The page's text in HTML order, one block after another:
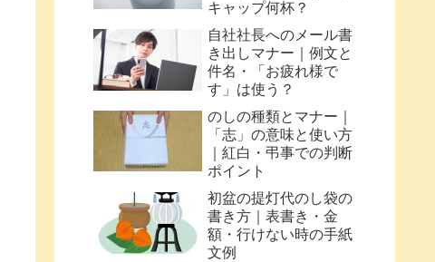
キャップ何杯？
自社社長へのメール書
き出しマナー｜例文と
件名・「お疲れ様で
す」は使う？
のしの種類とマナー｜
「志」の意味と使い方
｜紅白・弔事での判断
ポイント
初盆の提灯代のし袋の
書き方｜表書き・金
額・行けない時の手紙
文例